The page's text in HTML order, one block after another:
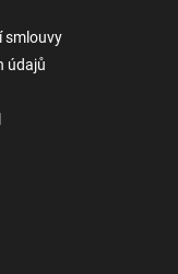
smlouvy
údajů